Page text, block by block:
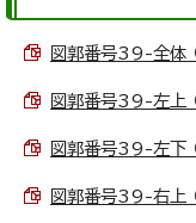
図郭番号39-全体
図郭番号39-左上
図郭番号39-左下
図郭番号39-右上